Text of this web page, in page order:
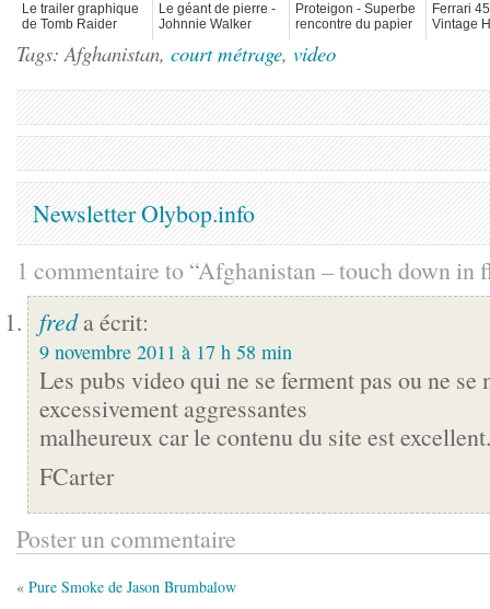
Le trailer graphique
de Tomb Raider
Le géant de pierre -
Johnnie Walker
Proteigon - Superbe
rencontre du papier
Ferrari
Vintage
Tags: Afghanistan, court métrage, video
Newsletter Olybop.info
1 commentaire to “Afghanistan – touch down in
freda écrit:
9 novembre 2011 à 17 h 58 min
Les pubs video qui ne se ferment pas ou ne se
excessivement aggressantes
malheureux car le contenu du site est excellent.
FCarter
Poster un commentaire
« Pure Smoke de Jason Brumbalow